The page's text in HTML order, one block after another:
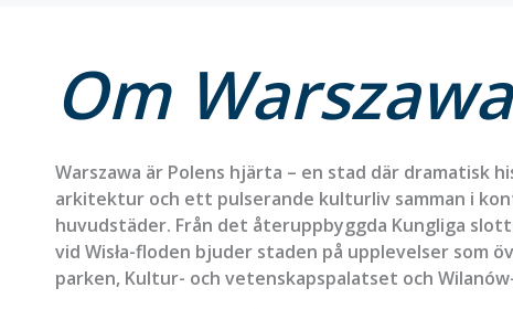
Om Warszawa
Warszawa är Polens hjärta – en stad där dramatisk
arkitektur och ett pulserande kulturliv samman i
huvudstäder. Från det återuppbyggda Kungliga
vid Wisła-floden bjuder staden på upplevelser som
parken, Kultur- och vetenskapspalatset och